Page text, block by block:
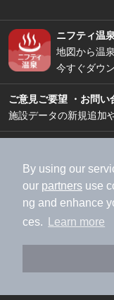
By using our
our partners use
ng and enhance
ces.
Learn more
ニフティ温
地図から温
今すぐダウ
ご意見ご要望 ・お問い
施設データの新規追加
加盟店募集
利用規約
特定商取引
運営会